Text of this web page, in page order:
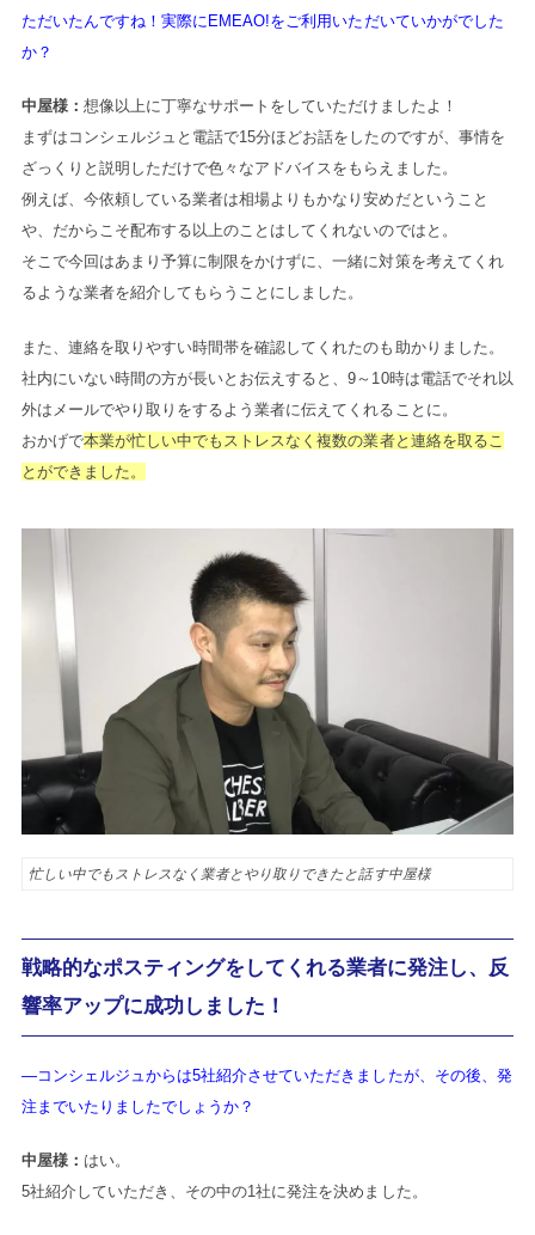
ただいたんですね！実際にEMEAO!をご利用いただいていかがでした
か？
中屋様：想像以上に丁寧なサポートをしていただけましたよ！
まずはコンシェルジュと電話で15分ほどお話をしたのですが、事情を
ざっくりと説明しただけで色々なアドバイスをもらえました。
例えば、今依頼している業者は相場よりもかなり安めだということ
や、だからこそ配布する以上のことはしてくれないのではと。
そこで今回はあまり予算に制限をかけずに、一緒に対策を考えてくれ
るような業者を紹介してもらうことにしました。
また、連絡を取りやすい時間帯を確認してくれたのも助かりました。
社内にいない時間の方が長いとお伝えすると、9～10時は電話でそれ以
外はメールでやり取りをするよう業者に伝えてくれることに。
おかげで本業が忙しい中でもストレスなく複数の業者と連絡を取るこ
とができました。
忙しい中でもストレスなく業者とやり取りできたと話す中屋様
戦略的なポスティングをしてくれる業者に発注し、反
響率アップに成功しました！
―コンシェルジュからは5社紹介させていただきましたが、その後、発
注までいたりましたでしょうか？
中屋様： はい。
5社紹介していただき、その中の1社に発注を決めました。